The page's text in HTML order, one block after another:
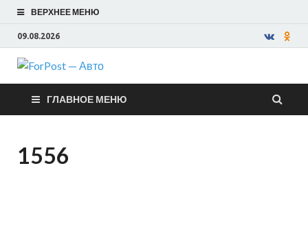
ВЕРХНЕЕ МЕНЮ
09.08.2026
ForPost —
Авто
ГЛАВНОЕ МЕНЮ
1556